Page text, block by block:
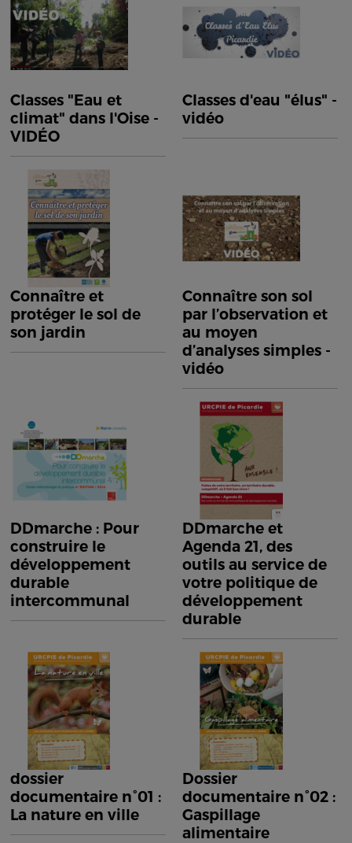
Classes "Eau et
climat" dans l'Oise -
VIDÉO
Classes d'eau "élus" -
vidéo
Connaître et
protéger le sol de
son jardin
Connaître son sol
par l’observation et
au moyen
d’analyses simples -
vidéo
DDmarche : Pour
construire le
développement
durable
intercommunal
DDmarche et
Agenda 21, des
outils au service de
votre politique de
développement
durable
dossier
documentaire n°01 :
La nature en ville
Dossier
documentaire n°02 :
Gaspillage
alimentaire